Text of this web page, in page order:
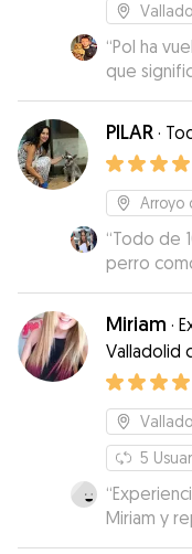
“Pol ha
que
primera
que repetirá
PILAR ·
Arroyo
“Todo de
perro
fenomenal
gracias
Miriam ·
Valladolid
5
“
Miriam y
Togo y en